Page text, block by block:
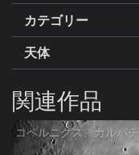
カテゴリー
天体
関連作品